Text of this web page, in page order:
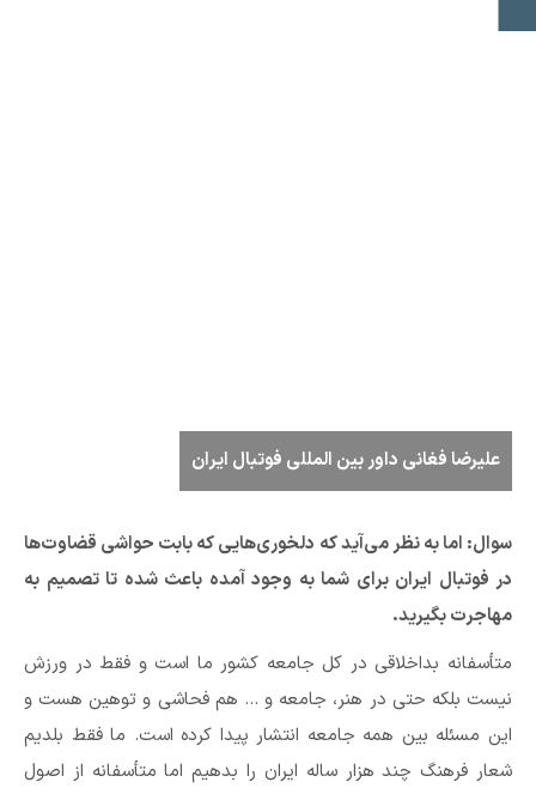
علیرضا فغانی داور بین المللی فوتبال ایران
سوال:‌ اما به نظر می‌آید که دلخوری‌هایی که بابت حواشی قضاوت‌ها
در فوتبال ایران برای شما به وجود آمده باعث شده تا تصمیم به
مهاجرت بگیرید.
متأسفانه بداخلاقی در کل جامعه کشور ما است و فقط در ورزش
نیست بلکه حتی در هنر، جامعه و … هم فحاشی و توهین هست و
این مسئله بین همه جامعه انتشار پیدا کرده است. ما فقط بلدیم
شعار فرهنگ چند هزار ساله ایران را بدهیم اما متأسفانه از اصول